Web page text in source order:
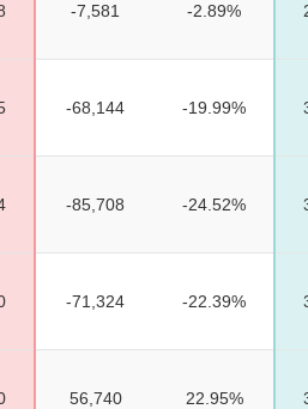
-7,581 -2.89%
-68,144 -19.99%
-85,708 -24.52%
-71,324 -22.39%
56,740 22.95%